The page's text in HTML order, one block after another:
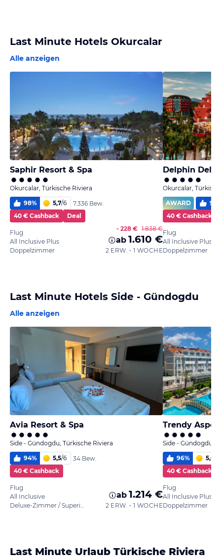
Last Minute Hotels Okurcalar
Alle anzeigen
Saphir Resort & Spa
Okurcalar, Türkische Riviera
98% 5,7/6
7.336 Bew.
40 € Cashback
Deal
Flug
All Inclusive Plus
Doppelzimmer
- 228 € 1.838 €
ab 1.610 €
2 ERW. • 1 WOCHE
Delphin
Okurcalar,
AWARD
99
40 € Cashback
Flug
All Inclusive Plus
Doppelzimmer
Last Minute Hotels Side - Gündogdu
Alle anzeigen
Avia Resort & Spa
Side - Gündogdu, Türkische Riviera
94% 5,5/6
34 Bew.
40 € Cashback
Flug
All Inclusive
Deluxe-Zimmer / Superior
ab 1.214 €
2 ERW. • 1 WOCHE
Trendy
Side - Gündogdu,
96% 5,6
40 € Cashback
Flug
All Inclusive Plus
Doppelzimmer
Last Minute Urlaub Türkische Riviera